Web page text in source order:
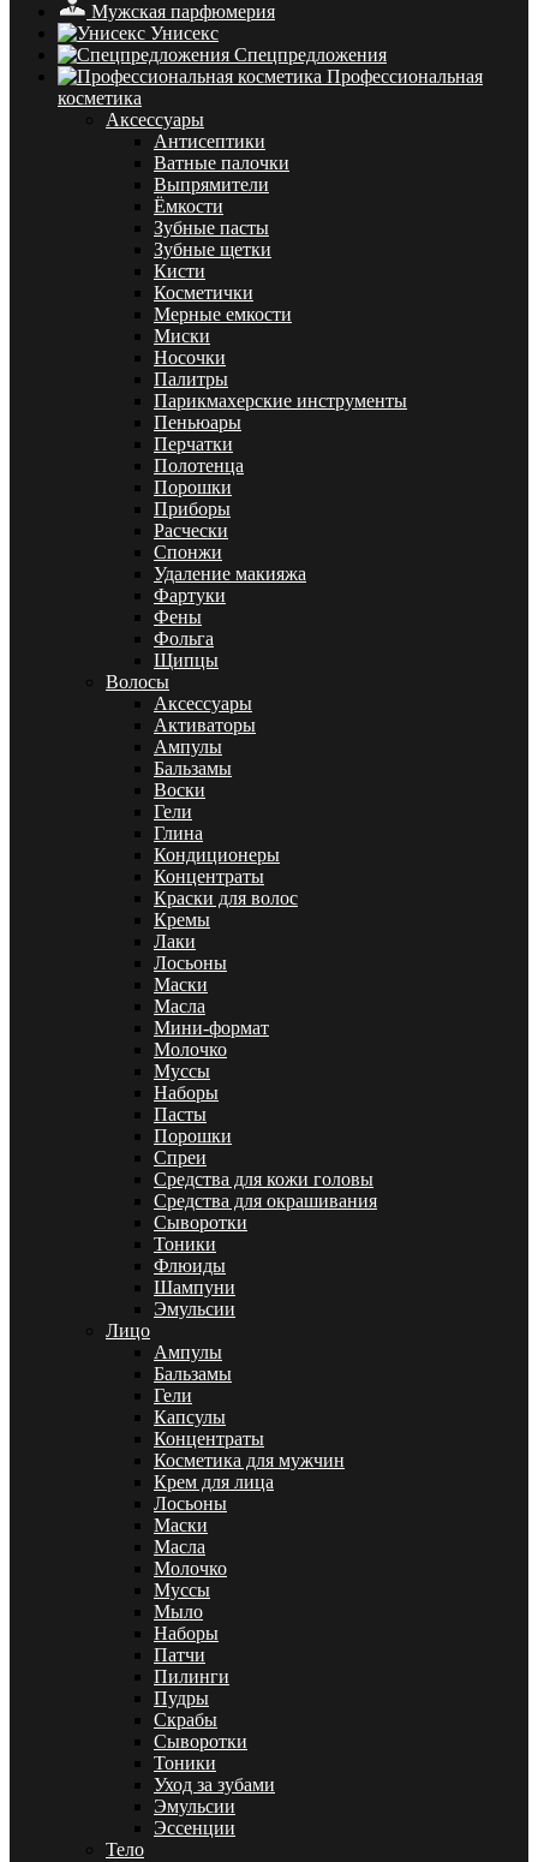
Мужская парфюмерия
Унисекс
Спецпредложения
Профессиональная
косметика
Аксессуары
Антисептики
Ватные палочки
Выпрямители
Ёмкости
Зубные пасты
Зубные щетки
Кисти
Косметички
Мерные емкости
Миски
Носочки
Палитры
Парикмахерские инструменты
Пеньюары
Перчатки
Полотенца
Порошки
Приборы
Расчески
Спонжи
Удаление макияжа
Фартуки
Фены
Фольга
Щипцы
Волосы
Аксессуары
Активаторы
Ампулы
Бальзамы
Воски
Гели
Глина
Кондиционеры
Концентраты
Краски для волос
Кремы
Лаки
Лосьоны
Маски
Масла
Мини-формат
Молочко
Муссы
Наборы
Пасты
Порошки
Спреи
Средства для кожи головы
Средства для окрашивания
Сыворотки
Тоники
Флюиды
Шампуни
Эмульсии
Лицо
Ампулы
Бальзамы
Гели
Капсулы
Концентраты
Косметика для мужчин
Крем для лица
Лосьоны
Маски
Масла
Молочко
Муссы
Мыло
Наборы
Патчи
Пилинги
Пудры
Скрабы
Сыворотки
Тоники
Уход за зубами
Эмульсии
Эссенции
Тело